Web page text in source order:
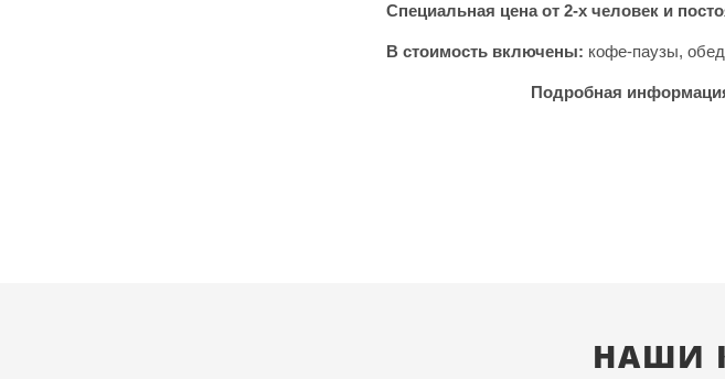
Специальная цена от 2-х человек и
В стоимость включены: кофе-паузы,
Подробная информация
НАШИ